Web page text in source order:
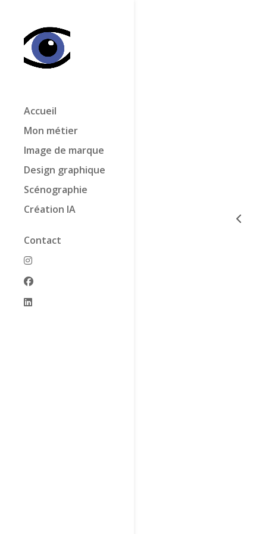
Accueil
Mon métier
Image de marque
Design graphique
Scénographie
Création IA
Contact